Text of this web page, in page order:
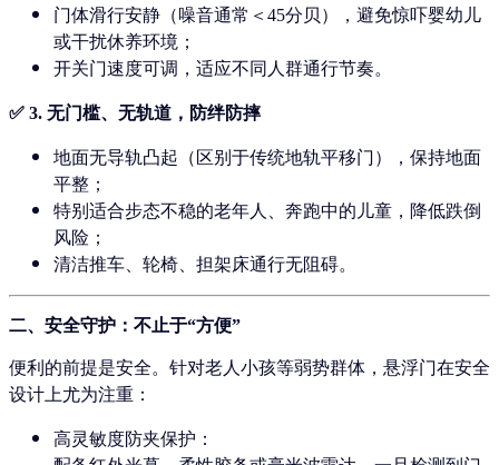
门体滑行安静（噪音通常＜45分贝），避免惊吓婴幼儿
或干扰休养环境；
开关门速度可调，适应不同人群通行节奏。
✅ 3. 无门槛、无轨道，防绊防摔
地面无导轨凸起（区别于传统地轨平移门），保持地面
平整；
特别适合步态不稳的老年人、奔跑中的儿童，降低跌倒
风险；
清洁推车、轮椅、担架床通行无阻碍。
二、安全守护：不止于“方便”
便利的前提是安全。针对老人小孩等弱势群体，悬浮门在安全
设计上尤为注重：
高灵敏度防夹保护 ：